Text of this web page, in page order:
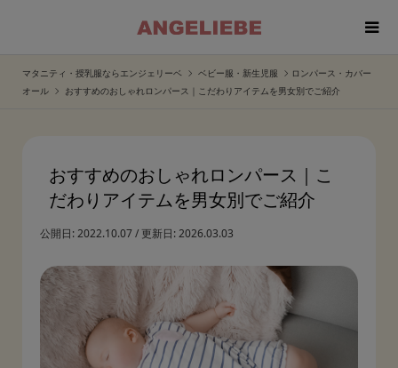
マタニティ・授乳服ならエンジェリーベ ベビー服・新生児服
ロンパース・カバー
オール
おすすめのおしゃれロンパース｜こだわりアイテムを男女別でご紹介
おすすめのおしゃれロンパース｜こ
だわりアイテムを男女別でご紹介
公開日:2022.10.07/更新日:2026.03.03